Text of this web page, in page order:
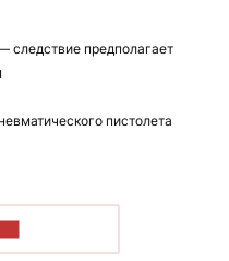
следствие предполагает
пистолета